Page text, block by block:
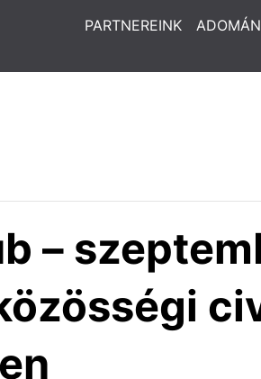
PARTNEREINK
–